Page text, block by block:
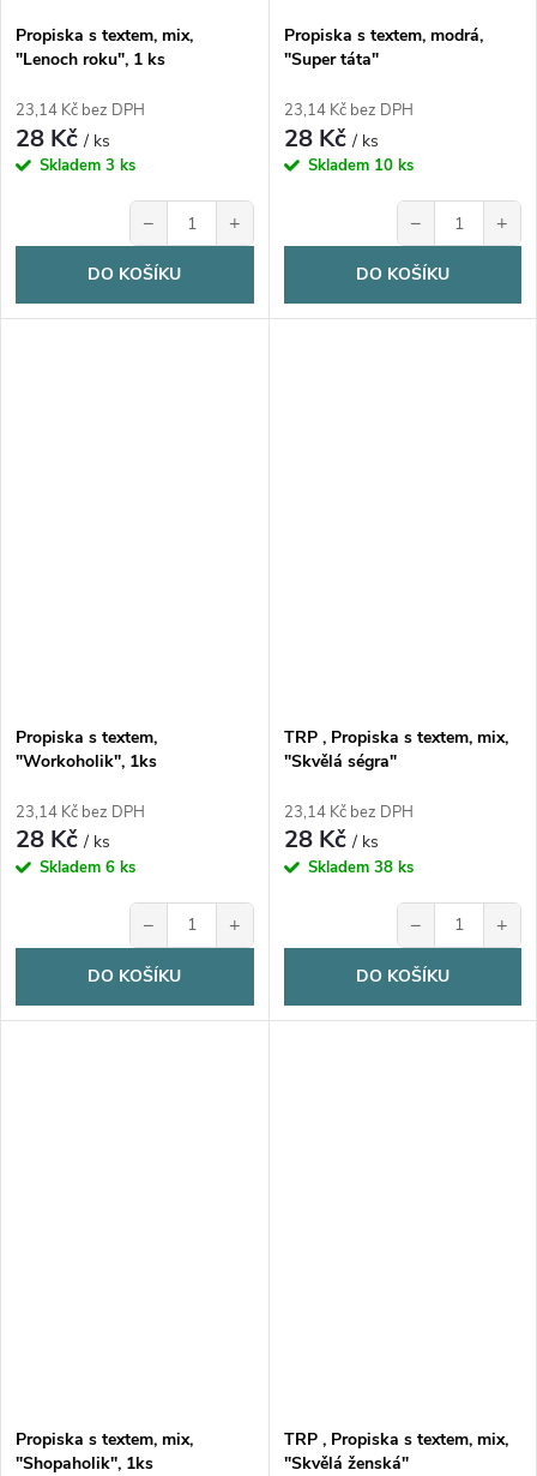
Propiska s textem, mix,
"Lenoch roku", 1 ks
23,14 Kč bez DPH
28 Kč/ ks
Skladem 3 ks
− +
DO KOŠÍKU
Propiska s textem, modrá,
"Super táta"
23,14 Kč bez DPH
28 Kč/ ks
Skladem 10 ks
− +
DO KOŠÍKU
Propiska s textem,
"Workoholik", 1ks
23,14 Kč bez DPH
28 Kč/ ks
Skladem 6 ks
− +
DO KOŠÍKU
TRP , Propiska s textem, mix,
"Skvělá ségra"
23,14 Kč bez DPH
28 Kč/ ks
Skladem 38 ks
− +
DO KOŠÍKU
Propiska s textem, mix,
"Shopaholik", 1ks
TRP , Propiska s textem, mix,
"Skvělá ženská"